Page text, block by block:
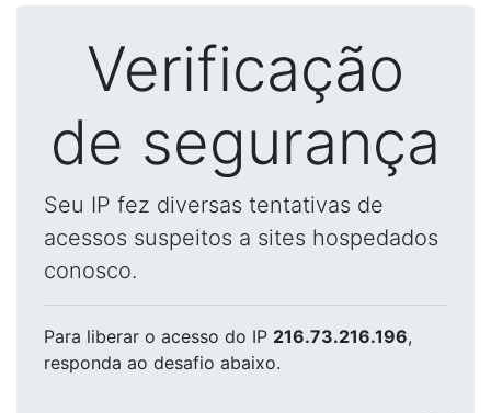
Verificação
de segurança
Seu IP fez diversas tentativas de
acessos suspeitos a sites hospedados
conosco.
Para liberar o acesso do IP 216.73.216.196,
responda ao desafio abaixo.